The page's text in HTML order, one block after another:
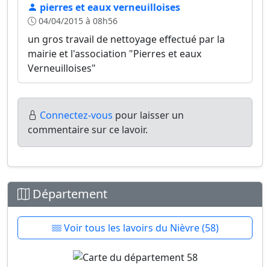
pierres et eaux verneuilloises
04/04/2015 à 08h56
un gros travail de nettoyage effectué par la
mairie et l'association "Pierres et eaux
Verneuilloises"
Connectez-vous pour laisser un
commentaire sur ce lavoir.
Département
Voir tous les lavoirs du Nièvre (58)